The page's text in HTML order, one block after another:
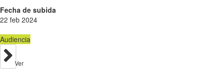
Fecha de subida
22 feb 2024
Audiencia
Ver